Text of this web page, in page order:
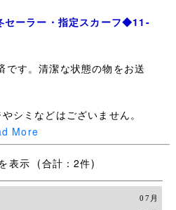
ーラー・指定スカーフ◆11-
す。清潔な状態の物をお送
シミなどはございません。
い。
More
表示 (合計：2件)
07月